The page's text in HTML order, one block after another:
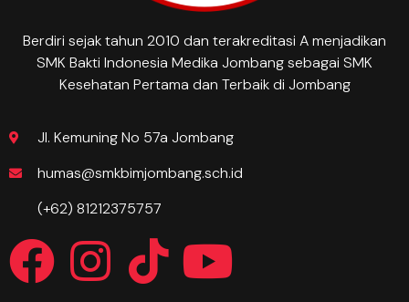
Berdiri sejak tahun 2010 dan terakreditasi A menjadikan
SMK Bakti Indonesia Medika Jombang sebagai SMK
Kesehatan Pertama dan Terbaik di Jombang
Jl. Kemuning No 57a Jombang
humas@smkbimjombang.sch.id
(+62) 81212375757